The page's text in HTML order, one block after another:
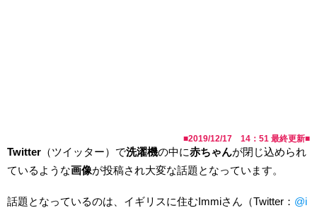
■2019/12/17 14：51 最終更新■
Twitter （ツイッター）で洗濯機の中に赤ちゃんが閉じ込められ
ているような画像が投稿され大変な話題となっています。
話題となっているのは、イギリスに住むImmiさん（Twitter： @i